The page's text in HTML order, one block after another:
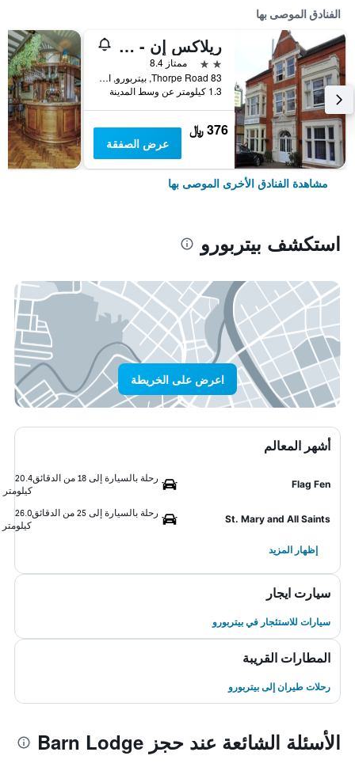
الفنادق الموصى بها
ريلاكس إن - ثوربي لودج هوتل
2 نجمتين
ممتاز 8.4
83 Thorpe Road, بيتربورو, المملكة المتحدة
1.3 كيلومتر عن وسط المدينة
376 ﷼
عرض الصفقة
مشاهدة الفنادق الأخرى الموصى بها
استكشف بيتربورو
اعرض على الخريطة
أشهر المعالم
Flag Fen
رحلة بالسيارة إلى 18 من الدقائق
20.4
كيلومتر
St. Mary and All Saints
رحلة بالسيارة إلى 25 من الدقائق
26.0
كيلومتر
إظهار المزيد
سيارت ايجار
سيارات للاستئجار في بيتربورو
المطارات القريبة
رحلات طيران إلى بيتربورو
الأسئلة الشائعة عند حجز Barn Lodge